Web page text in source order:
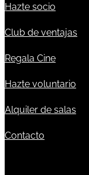
Hazte socio
Club de ventajas
Regala Cine
Hazte voluntario
Alquiler de salas
Contacto